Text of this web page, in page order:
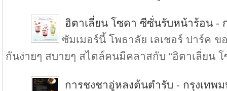
อิตาเลี่ยน โซดา ซีซั่นรับหน้าร้อน -
ซัมเมอร์นี้ โพธาลัย เลเชอร์ ปาร์ค
กันง่ายๆ สบายๆ สไตล์คนมีคลาสกับ “อิตาเลี่ยน
การชงชาอู่หลงต้นตำรับ - กรุงเทพ